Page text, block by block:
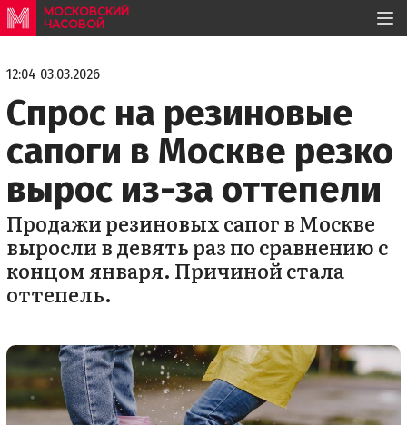
МОСКОВСКИЙ
ЧАСОВОЙ
12:04 03.03.2026
Спрос на резиновые
сапоги в Москве резко
вырос из-за оттепели
Продажи резиновых сапог в Москве
выросли в девять раз по сравнению с
концом января. Причиной стала
оттепель.